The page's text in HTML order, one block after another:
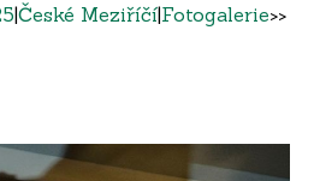
|České Meziříčí|Fotogalerie>>